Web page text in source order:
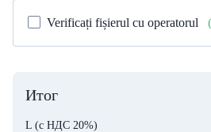
Verificați fișierul cu operatorul
Итог
L (с НДС 20%)